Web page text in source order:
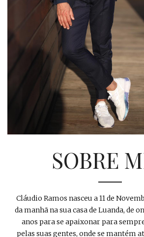
SOBRE
Cláudio Ramos nasceu a 11 de
da manhã na sua casa de Luanda, de
anos para se apaixonar para
pelas suas gentes, onde se mantém